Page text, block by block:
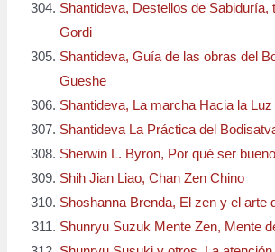
Shantideva, Destellos de Sabiduría,
Gordi
Shantideva, Guía de las obras del
Gueshe
Shantideva, La marcha Hacia la Luz
Shantideva La Práctica del
Sherwin L. Byron, Por qué ser bueno
Shih Jian Liao, Chan Zen Chino
Shoshanna Brenda, El zen y el arte
Shunryu Suzuk Mente Zen, Mente